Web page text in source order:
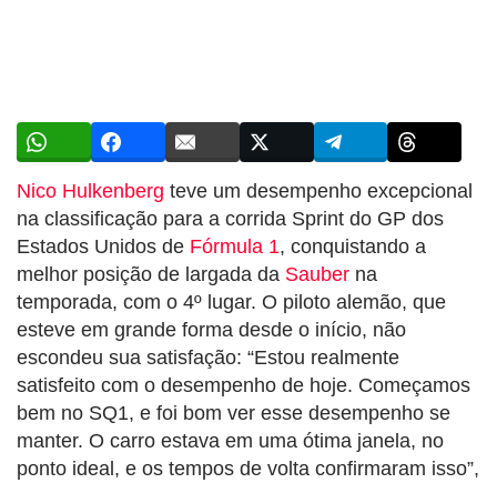
Nico Hulkenberg teve um desempenho excepcional
na classificação para a corrida Sprint do GP dos
Estados Unidos de Fórmula 1, conquistando a
melhor posição de largada da Sauber na
temporada, com o 4º lugar. O piloto alemão, que
esteve em grande forma desde o início, não
escondeu sua satisfação: “Estou realmente
satisfeito com o desempenho de hoje. Começamos
bem no SQ1, e foi bom ver esse desempenho se
manter. O carro estava em uma ótima janela, no
ponto ideal, e os tempos de volta confirmaram isso”,